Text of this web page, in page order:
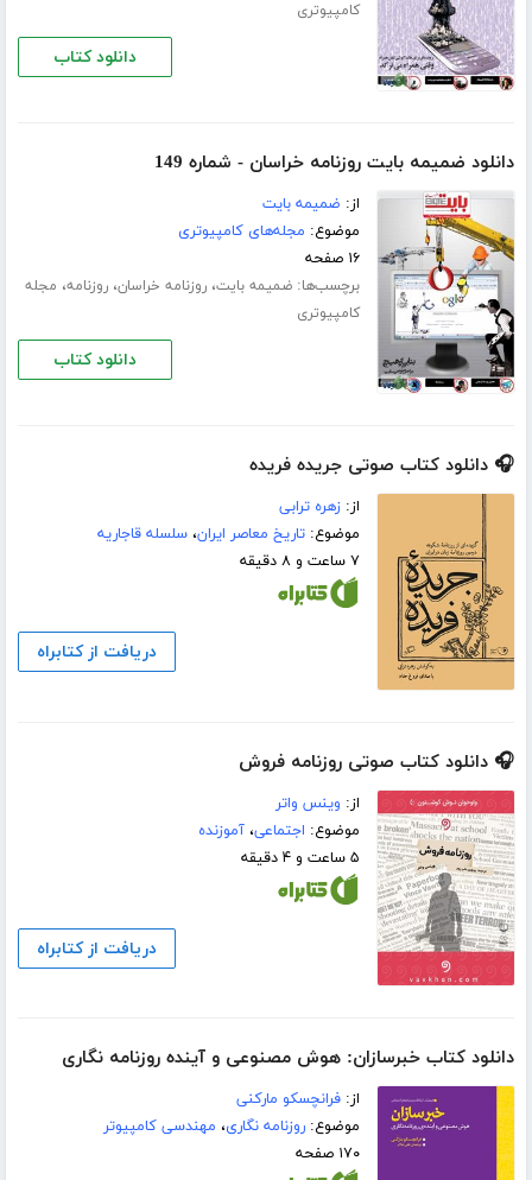
کامپیوتری
دانلود کتاب
دانلود ضمیمه بایت روزنامه خراسان - شماره 149
از: ضمیمه بایت
موضوع: مجله‌های کامپیوتری
۱۶ صفحه
برچسب‌ها:ضمیمه بایت،روزنامه خراسان،روزنامه، مجله
کامپیوتری
دانلود کتاب
🎧 دانلود کتاب صوتی جریده فریده
از:زهره ترابی
موضوع:تاریخ معاصر ایران،سلسله قاجاریه
۷ ساعت و ۸ دقیقه
دریافت از کتابراه
🎧 دانلود کتاب صوتی روزنامه فروش
از: وینس واتر
موضوع: اجتماعی،آموزنده
۵ ساعت و ۴ دقیقه
دریافت از کتابراه
دانلود کتاب خبرسازان: هوش مصنوعی و آینده روزنامه نگاری
از:فرانچسکو مارکنی
موضوع:روزنامه نگاری، مهندسی کامپیوتر
۱۷۰ صفحه